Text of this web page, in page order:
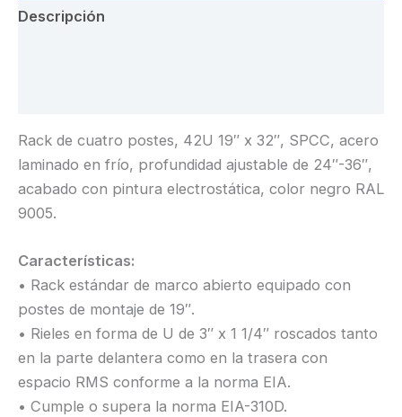
Descripción
Rack de cuatro postes, 42U 19″ x 32″, SPCC, acero
laminado en frío, profundidad ajustable de 24″-36″,
acabado con pintura electrostática, color negro RAL
9005.
Características:
• Rack estándar de marco abierto equipado con
postes de montaje de 19″.
• Rieles en forma de U de 3″ x 1 1/4″ roscados tanto
en la parte delantera como en la trasera con
espacio RMS conforme a la norma EIA.
• Cumple o supera la norma EIA-310D.